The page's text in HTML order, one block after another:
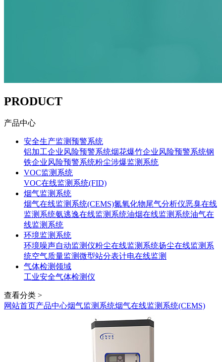
PRODUCT
产品中心
安全生产监测预警系统
铝加工企业风险预警系统烟花爆竹企业风险预警系统钢
铁企业风险预警系统粉尘涉爆监测系统
VOC监测系统
VOC在线监测系统(FID)
烟气监测系统
烟气在线监测系统(CEMS)氮氧化物尾气分析仪恶臭在线
监测系统氨逃逸在线监测系统油烟在线监测系统油气在
线监测系统
环境监测系统
环境噪声自动监测仪粉尘在线监测系统扬尘在线监测系
统空气质量监测微型站分表计电在线监测
气体检测领域
工业安全气体检测仪
查看分类 >
网站首页产品中心烟气监测系统烟气在线监测系统(CEMS)